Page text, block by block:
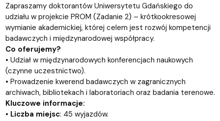
Zapraszamy doktorantów Uniwersytetu Gdańskiego do
udziału w projekcie PROM (Zadanie 2) – krótkookresowej
wymianie akademickiej, której celem jest rozwój kompetencji
badawczych i międzynarodowej współpracy.
Co oferujemy?
• Udział w międzynarodowych konferencjach naukowych
(czynne uczestnictwo).
• Prowadzenie kwerend badawczych w zagranicznych
archiwach, bibliotekach i laboratoriach oraz badania terenowe.
Kluczowe informacje:
• Liczba miejsc: 45 wyjazdów.